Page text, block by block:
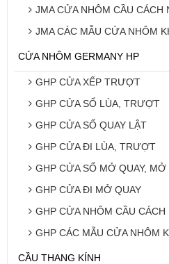
JMA CỬA NHÔM CẦU CÁCH
JMA CÁC MẪU CỬA NHÔM
CỬA NHÔM GERMANY HP
GHP CỬA XẾP TRƯỢT
GHP CỬA SỔ LÙA, TRƯỢT
GHP CỬA SỔ QUAY LẬT
GHP CỬA ĐI LÙA, TRƯỢT
GHP CỬA SỔ MỞ QUAY, MỞ
GHP CỬA ĐI MỞ QUAY
GHP CỬA NHÔM CẦU CÁCH
GHP CÁC MẪU CỬA NHÔM
CẦU THANG KÍNH